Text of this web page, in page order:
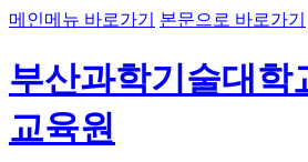
메인메뉴 바로가기 본문으로 바로가기
부산과학기술대학
교육원